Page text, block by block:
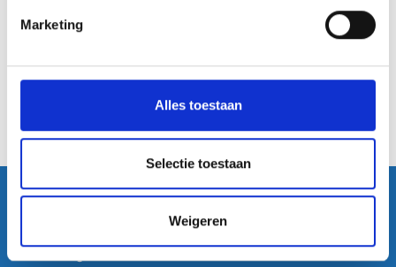
Marketing
Alles toestaan
Selectie toestaan
Weigeren
Abonneer nu op onze regelmatig verschijnende nieuwsbrief